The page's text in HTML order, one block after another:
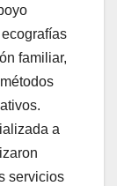
familiar,
a
servicios